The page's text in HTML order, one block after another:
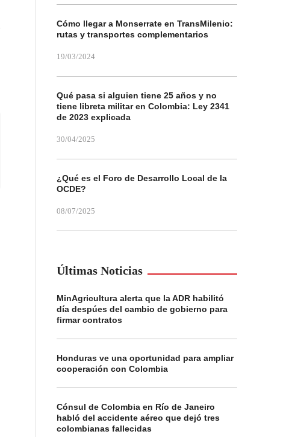
Cómo llegar a Monserrate en TransMilenio:
rutas y transportes complementarios
19/03/2024
Qué pasa si alguien tiene 25 años y no
tiene libreta militar en Colombia: Ley 2341
de 2023 explicada
30/04/2025
¿Qué es el Foro de Desarrollo Local de la
OCDE?
08/07/2025
Últimas Noticias
MinAgricultura alerta que la ADR habilitó
día despúes del cambio de gobierno para
firmar contratos
Honduras ve una oportunidad para ampliar
cooperación con Colombia
Cónsul de Colombia en Río de Janeiro
habló del accidente aéreo que dejó tres
colombianas fallecidas